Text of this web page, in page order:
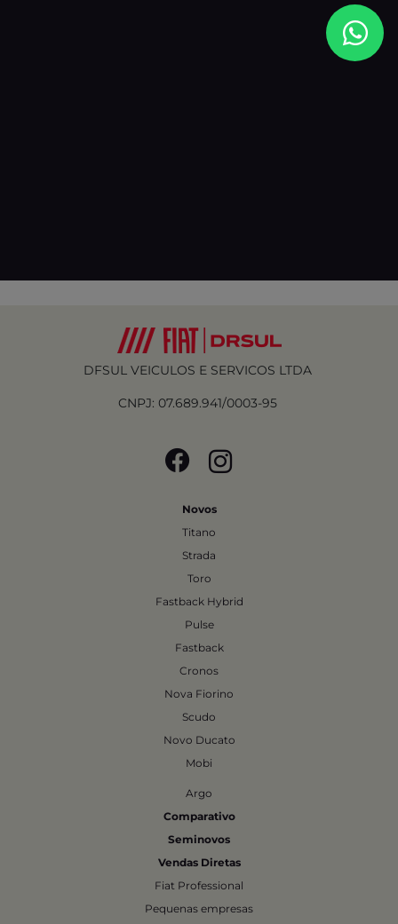
DFSUL VEICULOS E SERVICOS LTDA
CNPJ: 07.689.941/0003-95
Novos
Titano
Strada
Toro
Fastback Hybrid
Pulse
Fastback
Cronos
Nova Fiorino
Scudo
Novo Ducato
Mobi
Argo
Comparativo
Seminovos
Vendas Diretas
Fiat Professional
Pequenas empresas